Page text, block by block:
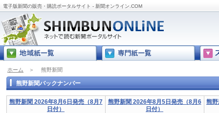
電子版新聞の販売・購読ポータルサイト - 新聞オンライン.COM
ホーム ＞ 熊野新聞
熊野新聞バックナンバー
熊野新聞 2026年8月6日発売（8月7
日付）
熊野新聞 2026年8月5日発売（8月6
日付）
熊